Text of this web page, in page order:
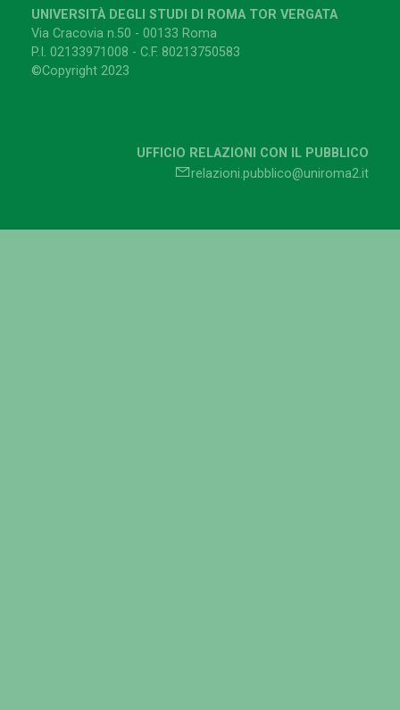
UNIVERSITÀ DEGLI STUDI DI ROMA TOR VERGATA
Via Cracovia n.50 - 00133 Roma
P.I. 02133971008 - C.F. 80213750583
©Copyright 2023
UFFICIO RELAZIONI CON IL PUBBLICO
relazioni.pubblico@uniroma2.it